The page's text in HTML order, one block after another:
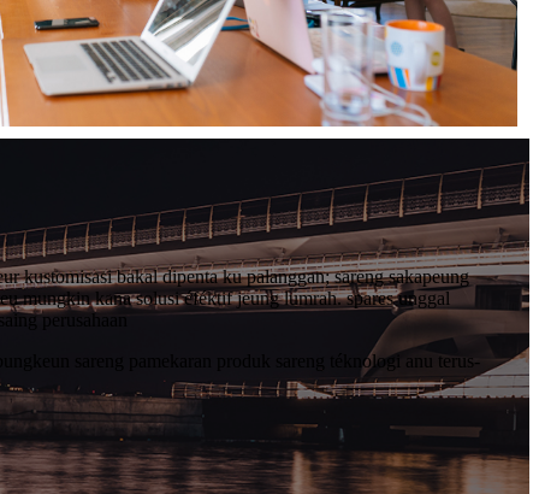
kustomisasi bakal dipenta ku palanggan; sareng sakapeung
mungkin kana solusi éféktif jeung lumrah. spares unggal
perusahaan
sareng pamekaran produk sareng téknologi anu terus-